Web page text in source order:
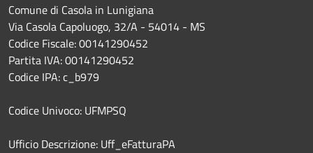
Comune di Casola in Lunigiana
Via Casola Capoluogo, 32/A - 54014 - MS
Codice Fiscale: 00141290452
Partita IVA: 00141290452
Codice IPA: c_b979
Codice Univoco: UFMPSQ
Ufficio Descrizione: Uff_eFatturaPA